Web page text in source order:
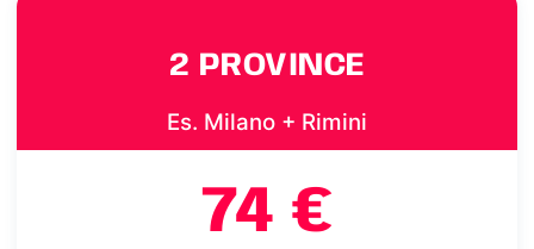
2 PROVINCE
Es. Milano + Rimini
74 €